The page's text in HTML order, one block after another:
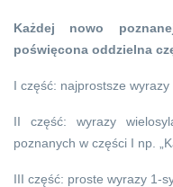
Każdej nowo
poświęcona oddzielna
I część: najprostsze wyrazy
II część: wyrazy
poznanych w części I np.
III część: proste wyrazy 1-